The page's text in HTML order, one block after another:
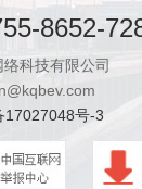
8652-
科技有限公司
17027048号-3